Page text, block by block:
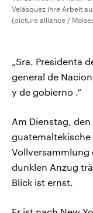
Velásquez ihre Arbeit
(picture alliance /
„Sra. Presidenta
general de
y de gobierno .“
Am Dienstag,
guatemaltekische
Vollversammlung
dunklen Anzug
Blick ist ernst.